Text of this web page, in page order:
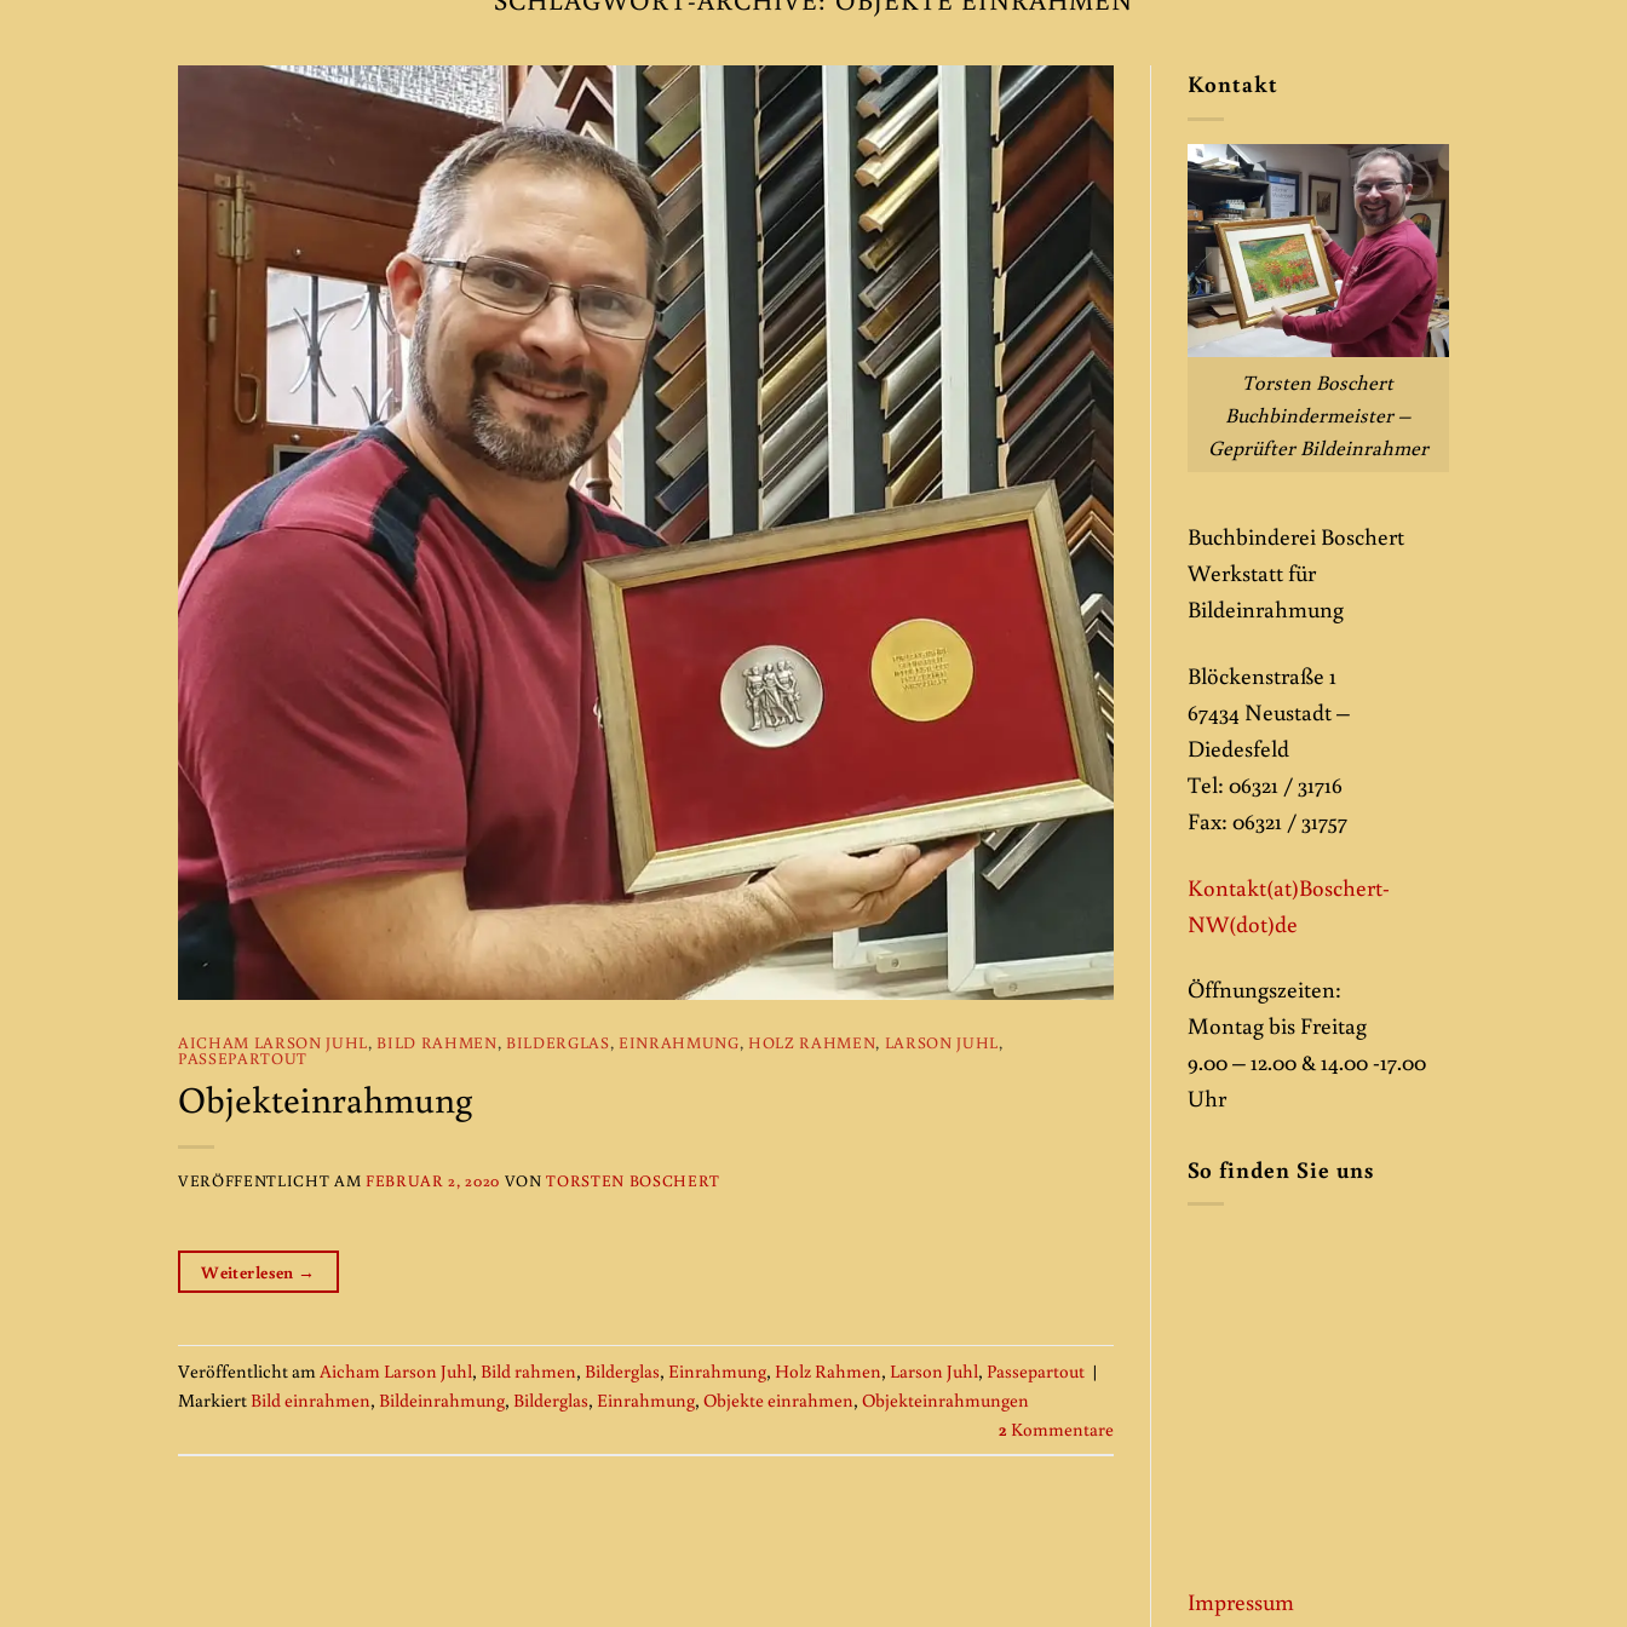
AICHAM LARSON JUHL, BILD RAHMEN, BILDERGLAS, EINRAHMUNG, HOLZ RAHMEN, LARSON JUHL,
PASSEPARTOUT
Objekteinrahmung
VERÖFFENTLICHT AM FEBRUAR 2, 2020 VONTORSTEN BOSCHERT
Weiterlesen →
Veröffentlicht am Aicham Larson Juhl, Bild rahmen, Bilderglas, Einrahmung, Holz Rahmen, Larson Juhl, Passepartout |
Markiert Bild einrahmen, Bildeinrahmung, Bilderglas, Einrahmung, Objekte einrahmen, Objekteinrahmungen
2Kommentare
Kontakt
Torsten Boschert
Buchbindermeister –
Geprüfter Bildeinrahmer
Buchbinderei Boschert
Werkstatt für
Bildeinrahmung
Blöckenstraße 1
67434 Neustadt –
Diedesfeld
Tel: 06321 / 31716
Fax: 06321 / 31757
Kontakt(at)Boschert-
NW(dot)de
Öffnungszeiten:
Montag bis Freitag
9.00 – 12.00 & 14.00 -17.00
Uhr
So finden Sie uns
Impressum